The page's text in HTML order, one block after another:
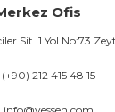
Ofis
Sit. 1.Yol No:73
(+90) 212 415 48 15
info@vessen.com